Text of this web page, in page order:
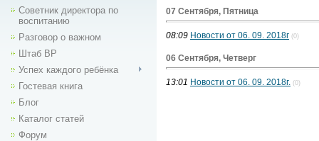
Советник директора по
воспитанию
Разговор о важном
Штаб ВР
Успех каждого ребёнка
Гостевая книга
Блог
Каталог статей
Форум
07 Сентября, Пятница
08:09 Новости от 06. 09. 2018г (0)
06 Сентября, Четверг
13:01 Новости от 06. 09. 2018г. (0)